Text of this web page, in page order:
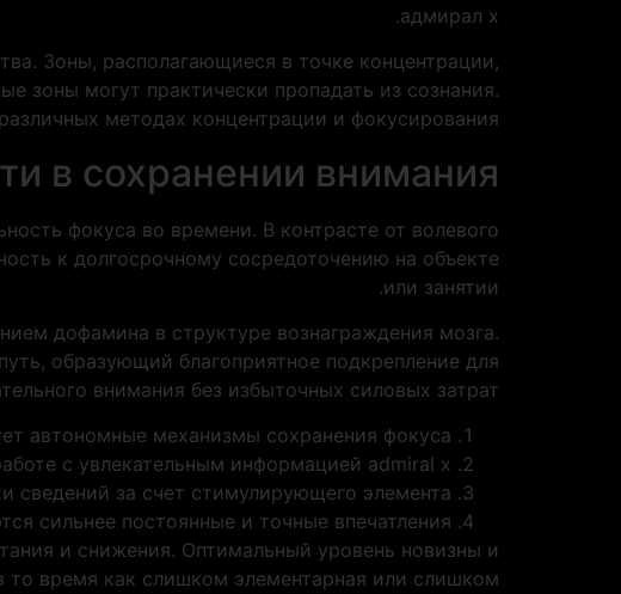
адмирал х.
Зоны, располагающиеся в точке концентрации,
зоны могут практически пропадать из сознания.
методах концентрации и фокусирования.
в сохранении внимания
фокуса во времени. В контрасте от волевого
к долгосрочному сосредоточению на объекте
или занятии.
дофамина в структуре вознаграждения мозга.
образующий благоприятное подкрепление для
внимания без избыточных силовых затрат.
автономные механизмы сохранения фокуса
с увлекательным информацией admiral x
сведений за счет стимулирующего элемента
сильнее постоянные и точные впечатления
и снижения. Оптимальный уровень новизны и
то время как слишком элементарная или слишком